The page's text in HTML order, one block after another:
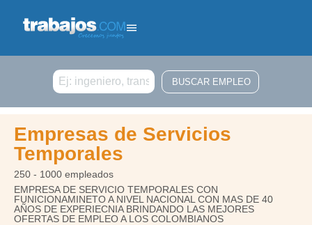
Buscar
Empresas de Servicios
Temporales
250 - 1000 empleados
EMPRESA DE SERVICIO TEMPORALES CON
FUNICIONAMINETO A NIVEL NACIONAL CON MAS DE 40
AÑOS DE EXPERIECNIA BRINDANDO LAS MEJORES
OFERTAS DE EMPLEO A LOS COLOMBIANOS